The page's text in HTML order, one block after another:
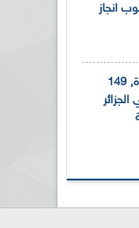
انجاز
كورونا : 195 إصابة جديدة, 149
في الجزائر